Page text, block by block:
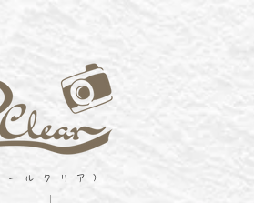
ルクリア)